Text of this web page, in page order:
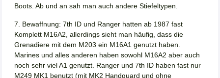
Boots. Ab und an sah man auch andere Stiefeltypen.
7. Bewaffnung: 7th ID und Ranger hatten ab 1987 fast
Komplett M16A2, allerdings sieht man häufig, dass die
Grenadiere mit dem M203 ein M16A1 genutzt haben.
Marines und alles anderen haben sowohl M16A2 aber auch
noch sehr viel A1 genutzt. Ranger und 7th ID haben fast nur
M249 MK1 benutzt (mit MK2 Handguard und ohne